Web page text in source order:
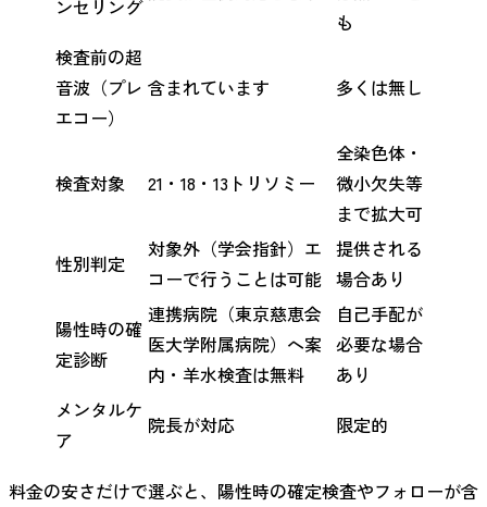
ンセリング
も
検査前の超
音波（プレ
エコー）
含まれています 多くは無し
検査対象 21・18・13トリソミー
全染色体・
微小欠失等
まで拡大可
性別判定
対象外（学会指針）エ
コーで行うことは可能
提供される
場合あり
陽性時の確
定診断
連携病院（東京慈恵会
医大学附属病院）へ案
内・羊水検査は無料
自己手配が
必要な場合
あり
メンタルケ
ア
院長が対応 限定的
料金の安さだけで選ぶと、陽性時の確定検査やフォローが含